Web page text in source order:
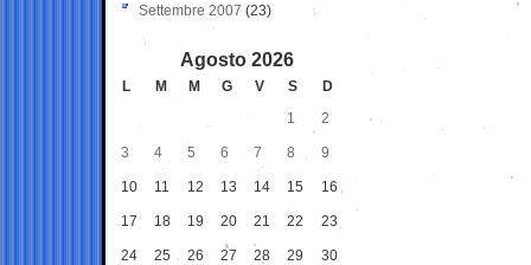
Settembre 2007 (23)
Agosto 2026
L M M G V S
D
1
2
3 4 5 6 7 8 9
10 11 12 13 14 15 16
17 18 19 20 21 22 23
24 25 26 27 28 29 30